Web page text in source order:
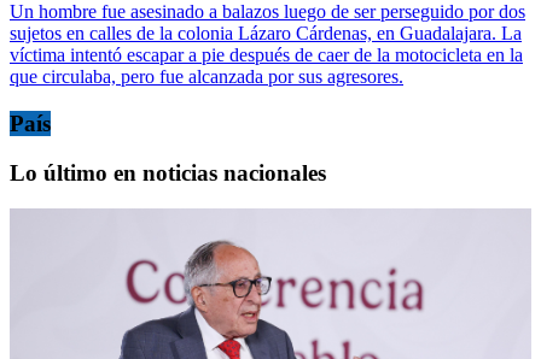
Un hombre fue asesinado a balazos luego de ser perseguido por dos
sujetos en calles de la colonia Lázaro Cárdenas, en Guadalajara. La
víctima intentó escapar a pie después de caer de la motocicleta en la
que circulaba, pero fue alcanzada por sus agresores.
País
Lo último en noticias nacionales